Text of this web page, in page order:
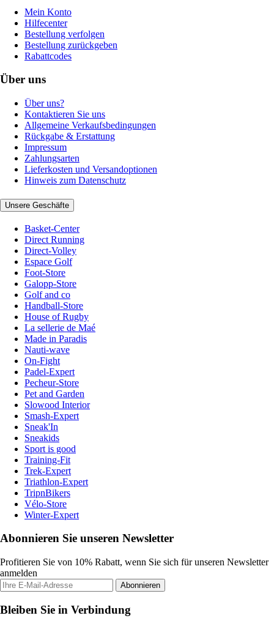
Mein Konto
Hilfecenter
Bestellung verfolgen
Bestellung zurückgeben
Rabattcodes
Über uns
Über uns?
Kontaktieren Sie uns
Allgemeine Verkaufsbedingungen
Rückgabe & Erstattung
Impressum
Zahlungsarten
Lieferkosten und Versandoptionen
Hinweis zum Datenschutz
Unsere Geschäfte
Basket-Center
Direct Running
Direct-Volley
Espace Golf
Foot-Store
Galopp-Store
Golf and co
Handball-Store
House of Rugby
La sellerie de Maé
Made in Paradis
Nauti-wave
On-Fight
Padel-Expert
Pecheur-Store
Pet and Garden
Slowood Interior
Smash-Expert
Sneak'In
Sneakids
Sport is good
Training-Fit
Trek-Expert
Triathlon-Expert
TripnBikers
Vélo-Store
Winter-Expert
Abonnieren Sie unseren Newsletter
Profitieren Sie von 10% Rabatt, wenn Sie sich für unseren Newsletter
anmelden
Abonnieren
Bleiben Sie in Verbindung